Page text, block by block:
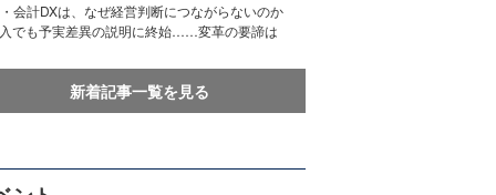
会計DXは、なぜ経営判断につながらないのか
でも予実差異の説明に終始……変革の要諦は
新着記事一覧を見る